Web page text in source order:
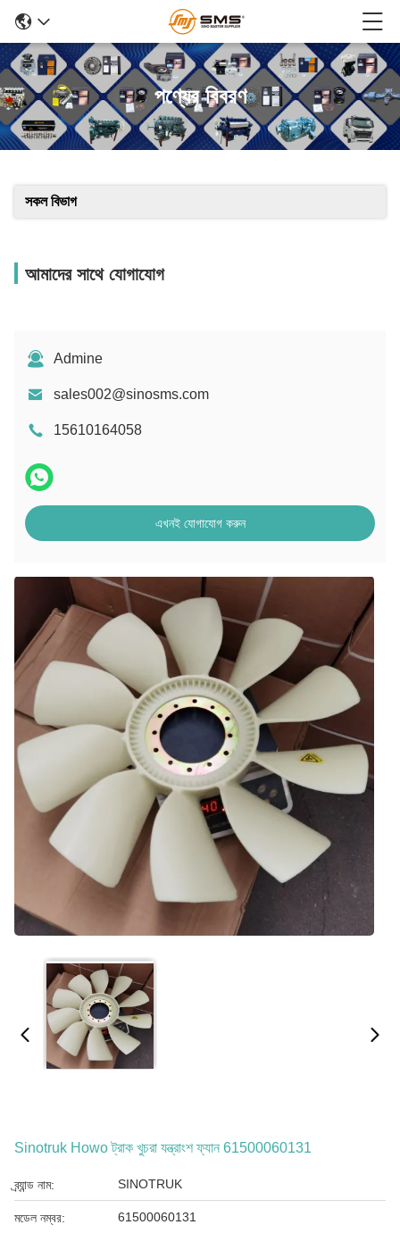
পণ্যের বিবরণ
সকল বিভাগ
আমাদের সাথে যোগাযোগ
Admine
sales002@sinosms.com
15610164058
এখনই যোগাযোগ করুন
Sinotruk Howo ট্রাক খুচরা যন্ত্রাংশ ফ্যান 61500060131
ব্র্যান্ড নাম: SINOTRUK
মডেল নম্বর: 61500060131